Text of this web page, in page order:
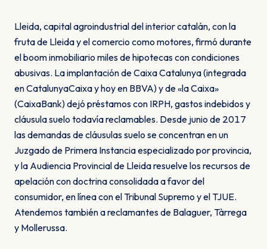
Lleida, capital agroindustrial del interior catalán, con la
fruta de Lleida y el comercio como motores, firmó durante
el boom inmobiliario miles de hipotecas con condiciones
abusivas. La implantación de Caixa Catalunya (integrada
en CatalunyaCaixa y hoy en BBVA) y de «la Caixa»
(CaixaBank) dejó préstamos con IRPH, gastos indebidos y
cláusula suelo todavía reclamables. Desde junio de 2017
las demandas de cláusulas suelo se concentran en un
Juzgado de Primera Instancia especializado por provincia,
y la Audiencia Provincial de Lleida resuelve los recursos de
apelación con doctrina consolidada a favor del
consumidor, en línea con el Tribunal Supremo y el TJUE.
Atendemos también a reclamantes de Balaguer, Tàrrega
y Mollerussa.